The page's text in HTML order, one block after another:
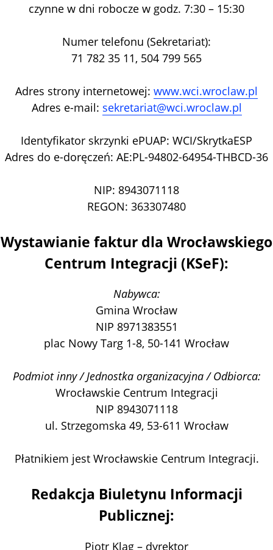
czynne w dni robocze w godz. 7:30 – 15:30
Numer telefonu (Sekretariat):
71 782 35 11, 504 799 565
Adres strony internetowej: www.wci.wroclaw.pl
Adres e-mail: sekretariat@wci.wroclaw.pl
Identyfikator skrzynki ePUAP: WCI/SkrytkaESP
Adres do e-doręczeń: AE:PL-94802-64954-THBCD-36
NIP: 8943071118
REGON: 363307480
Wystawianie faktur dla Wrocławskiego
Centrum Integracji (KSeF):
Nabywca:
Gmina Wrocław
NIP 8971383551
plac Nowy Targ 1-8, 50-141 Wrocław
Podmiot inny / Jednostka organizacyjna / Odbiorca:
Wrocławskie Centrum Integracji
NIP 8943071118
ul. Strzegomska 49, 53-611 Wrocław
Płatnikiem jest Wrocławskie Centrum Integracji.
Redakcja Biuletynu Informacji
Publicznej:
Piotr Klag – dyrektor